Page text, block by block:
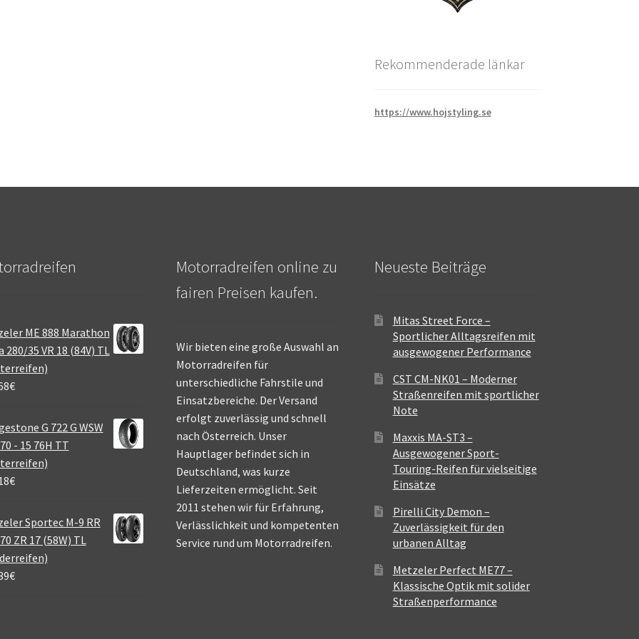
Rekommenderade länkar
https://www.hojstyling.se
ME 888 Marathon
280/35 VR 18 (84V) TL
€
G 722 G WSW
- 15 76H TT
€
Sportec M-9 RR
ZR 17 (58W) TL
€
Motorradreifen online zu
fairen Preisen kaufen.
Wir bieten eine große Auswahl an
Motorradreifen für
unterschiedliche Fahrstile und
Einsatzbereiche. Der Versand
erfolgt zuverlässig und schnell
nach Österreich. Unser
Hauptlager befindet sich in
Deutschland, was kurze
Lieferzeiten ermöglicht. Seit
2011 stehen wir für Erfahrung,
Verlässlichkeit und kompetenten
Service rund um Motorradreifen.
Neueste Beiträge
Mitas Street Force –
Sportlicher Alltagsreifen mit
ausgewogener Performance
CST CM-NK01 – Moderner
Straßenreifen mit sportlicher
Note
Maxxis MA-ST3 –
Ausgewogener Sport-
Touring-Reifen für vielseitige
Einsätze
Pirelli City Demon –
Zuverlässigkeit für den
urbanen Alltag
Metzeler Perfect ME77 –
Klassische Optik mit solider
Straßenperformance